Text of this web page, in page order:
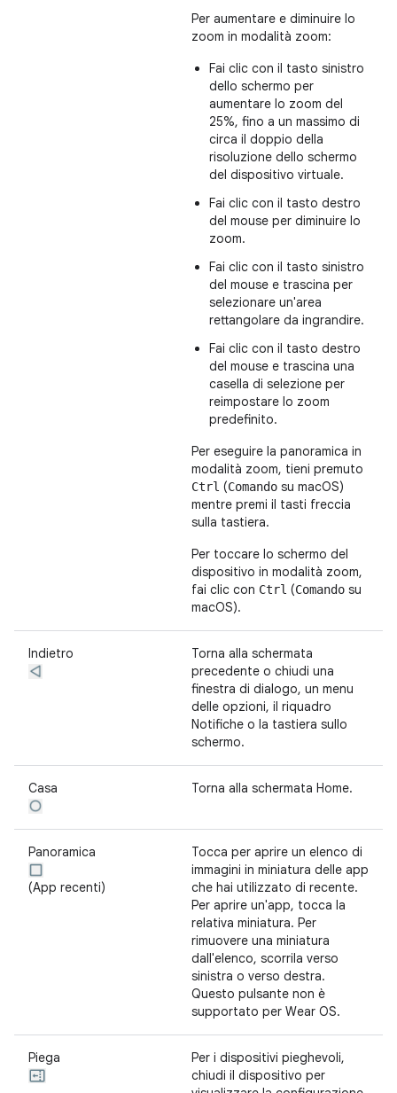
Per aumentare e diminuire lo
zoom in modalità zoom:
Fai clic con il tasto sinistro
dello schermo per
aumentare lo zoom del
25%, fino a un massimo di
circa il doppio della
risoluzione dello schermo
del dispositivo virtuale.
Fai clic con il tasto destro
del mouse per diminuire lo
zoom.
Fai clic con il tasto sinistro
del mouse e trascina per
selezionare un'area
rettangolare da ingrandire.
Fai clic con il tasto destro
del mouse e trascina una
casella di selezione per
reimpostare lo zoom
predefinito.
Per eseguire la panoramica in
modalità zoom, tieni premuto
Ctrl (Comando su macOS)
mentre premi il tasti freccia
sulla tastiera.
Per toccare lo schermo del
dispositivo in modalità zoom,
fai clic con Ctrl (Comando su
macOS).
Indietro
Torna alla schermata
precedente o chiudi una
finestra di dialogo, un menu
delle opzioni, il riquadro
Notifiche o la tastiera sullo
schermo.
Casa Torna alla schermata Home.
Panoramica
(App recenti)
Tocca per aprire un elenco di
immagini in miniatura delle app
che hai utilizzato di recente.
Per aprire un'app, tocca la
relativa miniatura. Per
rimuovere una miniatura
dall'elenco, scorrila verso
sinistra o verso destra.
Questo pulsante non è
supportato per Wear OS.
Piega
Per i dispositivi pieghevoli,
chiudi il dispositivo per